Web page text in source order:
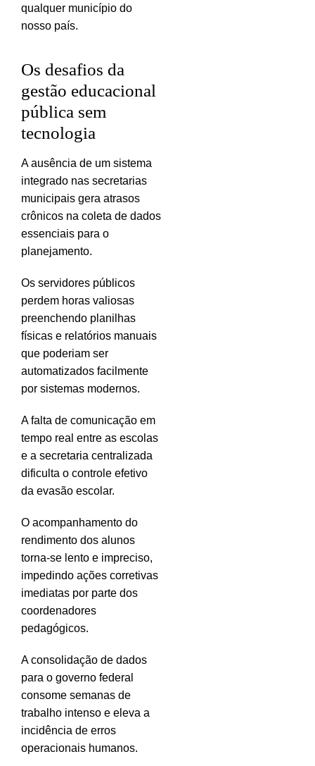
qualquer município do
nosso país.
Os desafios da
gestão educacional
pública sem
tecnologia
A ausência de um sistema
integrado nas secretarias
municipais gera atrasos
crônicos na coleta de dados
essenciais para o
planejamento.
Os servidores públicos
perdem horas valiosas
preenchendo planilhas
físicas e relatórios manuais
que poderiam ser
automatizados facilmente
por sistemas modernos.
A falta de comunicação em
tempo real entre as escolas
e a secretaria centralizada
dificulta o controle efetivo
da evasão escolar.
O acompanhamento do
rendimento dos alunos
torna-se lento e impreciso,
impedindo ações corretivas
imediatas por parte dos
coordenadores
pedagógicos.
A consolidação de dados
para o governo federal
consome semanas de
trabalho intenso e eleva a
incidência de erros
operacionais humanos.